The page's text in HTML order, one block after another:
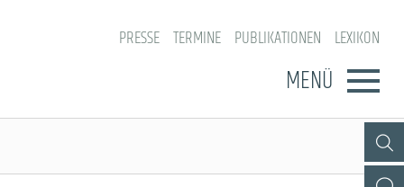
PRESSE TERMINE PUBLIKATIONEN LEXIKON
MENÜ